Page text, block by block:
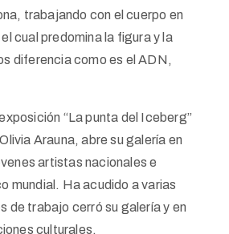
trabajando con el cuerpo en
cual predomina la figura y la
diferencia como es el ADN,
“La punta del Iceberg”
Arauna, abre su galería en
artistas nacionales e
mundial. Ha acudido a varias
de trabajo cerró su galería y en
culturales.